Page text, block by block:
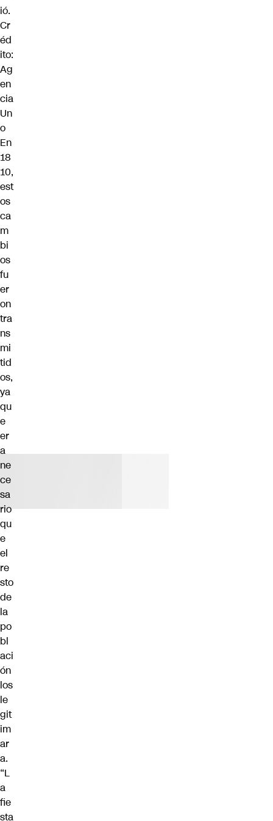
ió.
Cr
éd
ito:
Ag
en
cia
Un
o
En
18
10,
est
os
ca
m
bi
os
fu
er
on
tra
ns
mi
tid
os,
ya
qu
e
er
a
ne
ce
sa
rio
qu
e
el
re
sto
de
la
po
bl
aci
ón
los
le
git
im
ar
a.
“L
a
fie
sta